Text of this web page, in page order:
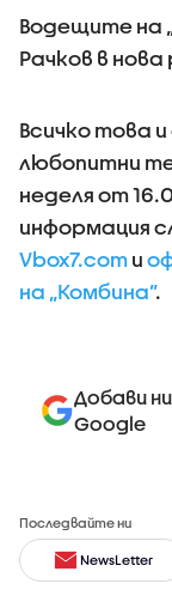
Водещите на
Рачков в нова
Всичко това
любопитни
неделя от
информация
Vbox7.com и
на „Комбина”.
Добави
Google
Последвайте ни
NewsLetter